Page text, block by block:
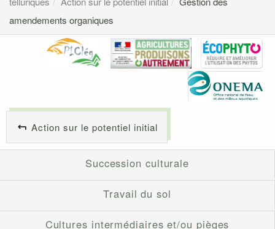
amendements organiques
Action sur le potentiel initial
Succession culturale
Travail du sol
Cultures intermédiaires et/ou pièges